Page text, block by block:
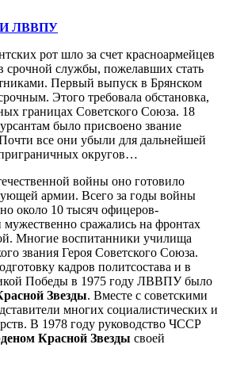
ЛВВПУ
рот шло за счет красноармейцев
срочной службы, пожелавших стать
Первый выпуск в Брянском
Этого требовала обстановка,
границах Советского Союза. 18
было присвоено звание
все они убыли для дальнейшей
округов…
войны оно готовило
армии. Всего за годы войны
около 10 тысяч офицеров-
сражались на фронтах
Многие воспитанники училища
звания Героя Советского Союза.
кадров политсостава и в
Победы в 1975 году ЛВВПУ было
Звезды. Вместе с советскими
многих социалистических и
В 1978 году руководство ЧССР
Красной Звезды своей